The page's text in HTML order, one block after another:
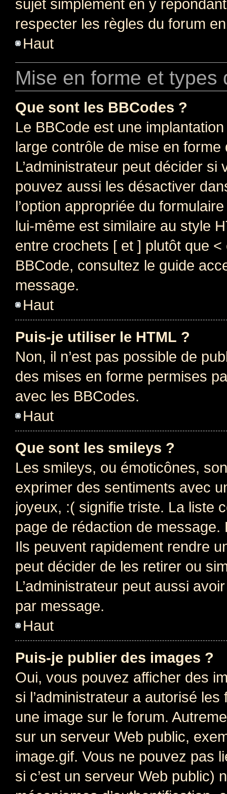
sujet simplement en y
respecter les règles du forum
Haut
Mise en forme et types
Que sont les BBCodes ?
Le BBCode est une
large contrôle de mise en forme
L’administrateur peut décider
pouvez aussi les désactiver
l’option appropriée du
lui-même est similaire au style
entre crochets [ et ] plutôt que
BBCode, consultez le guide
message.
Haut
Puis-je utiliser le HTML ?
Non, il n’est pas possible de
des mises en forme permises
avec les BBCodes.
Haut
Que sont les smileys ?
Les smileys, ou émoticônes,
exprimer des sentiments avec
joyeux, :( signifie triste. La liste
page de rédaction de
Ils peuvent rapidement rendre
peut décider de les retirer ou
L’administrateur peut aussi
par message.
Haut
Puis-je publier des images ?
Oui, vous pouvez afficher des
si l’administrateur a autorisé
une image sur le forum.
sur un serveur Web public,
image.gif. Vous ne pouvez pas
si c’est un serveur Web public)